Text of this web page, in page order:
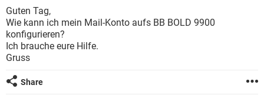
WHATSAPP
FACEBOOK HARDWARE
WINDOWS 10
WHATSAPP
FACEBOOK
SPIELE
ANDROID IOS
WINDOWS 10
FACEBOOK
Guten Tag,
Wie kann ich mein Mail-Konto aufs BB BOLD 9900
konfigurieren?
Ich brauche eure Hilfe.
Gruss
Share